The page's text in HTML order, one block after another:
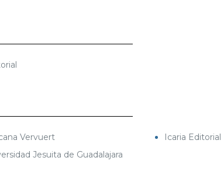
Vervuert Icaria Editorial
Jesuita de Guadalajara